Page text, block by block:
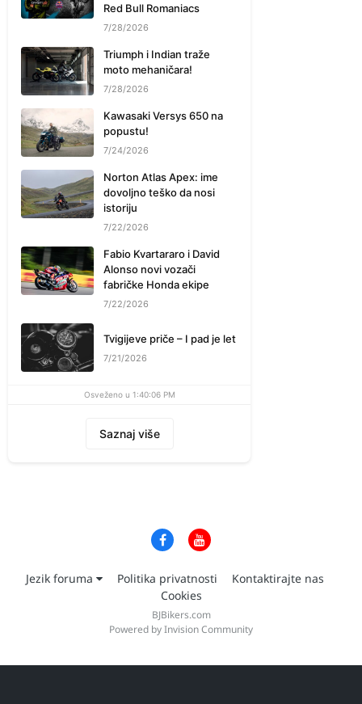
Red Bull Romaniacs
7/28/2026
Triumph i Indian traže
moto mehaničara!
7/28/2026
Kawasaki Versys 650 na
popustu!
7/24/2026
Norton Atlas Apex: ime
dovoljno teško da nosi
istoriju
7/22/2026
Fabio Kvartararo i David
Alonso novi vozači
fabričke Honda ekipe
7/22/2026
Tvigijeve priče – I pad je let
7/21/2026
Osveženo u 1:40:06 PM
Saznaj više
Jezik foruma Politika privatnosti
Kontaktirajte nas
Cookies
BJBikers.com
Powered by Invision Community